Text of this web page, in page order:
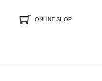
ONLINE SHOP